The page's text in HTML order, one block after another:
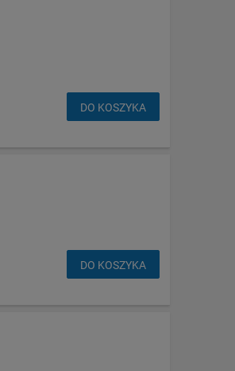
DO KOSZYKA
DO KOSZYKA